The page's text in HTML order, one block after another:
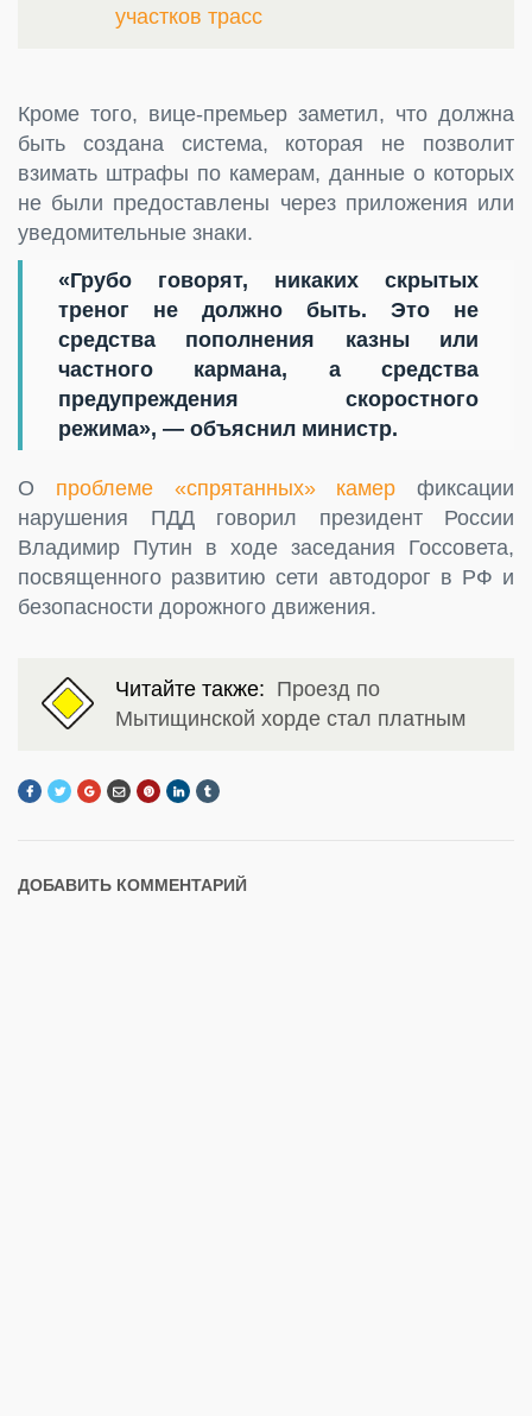
участков трасс
Кроме того, вице-премьер заметил, что должна
быть создана система, которая не позволит
взимать штрафы по камерам, данные о которых
не были предоставлены через приложения или
уведомительные знаки.
«Грубо говорят, никаких скрытых
треног не должно быть. Это не
средства пополнения казны или
частного кармана, а средства
предупреждения скоростного
режима», — объяснил министр.
О проблеме «спрятанных» камер фиксации
нарушения ПДД говорил президент России
Владимир Путин в ходе заседания Госсовета,
посвященного развитию сети автодорог в РФ и
безопасности дорожного движения.
Читайте также: Проезд по
Мытищинской хорде стал платным
ДОБАВИТЬ КОММЕНТАРИЙ